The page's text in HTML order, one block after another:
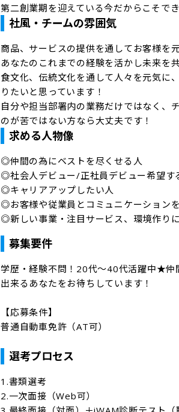
第二創業期を迎えている今だからこそで
社風・チームの雰囲気
商品、サービスの提供を通してお客様を
あなたのこれまでの経験を活かし未来を
食文化、伝統文化を通して人々を元気に
りたいと思っています！
自分や担当部署内の業務だけではなく、
のが苦ではない方なら大丈夫です！
求める人物像
◎仲間の為にベストを尽くせる人
◎社会人デビュー/正社員デビュー希望す
◎キャリアアップしたい人
◎お客様や従業員とコミュニケーション
◎新しい事業・注目サービス、環境作り
募集要件
学歴・経験不問！20代～40代活躍中★仲
出来るあなたをお待ちしています！
【応募条件】
普通自動車免許（AT可）
選考プロセス
1.書類選考
2.一次面接（Web可）